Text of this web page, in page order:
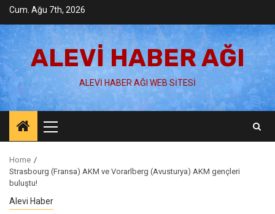
Skip
content
Cum. Ağu 7th, 2026
ALEVI HABER AĞI
ALEVI HABER AĞI WEB SITESI
Menu
Home
Strasbourg (Fransa) AKM ve Vorarlberg (Avusturya) AKM gençleri
buluştu!
Alevi Haber